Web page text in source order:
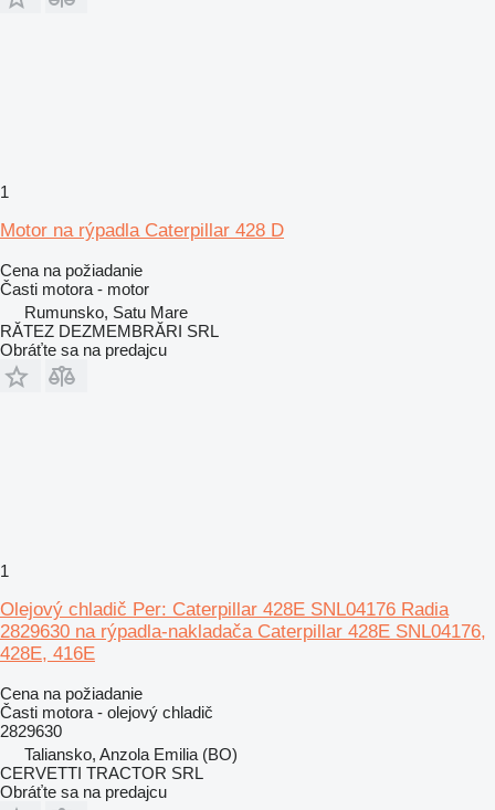
1
Motor na rýpadla Caterpillar 428 D
Cena na požiadanie
Časti motora - motor
Rumunsko, Satu Mare
RĂTEZ DEZMEMBRĂRI SRL
Obráťte sa na predajcu
1
Olejový chladič Per: Caterpillar 428E SNL04176 Radia
2829630 na rýpadla-nakladača Caterpillar 428E SNL04176,
428E, 416E
Cena na požiadanie
Časti motora - olejový chladič
2829630
Taliansko, Anzola Emilia (BO)
CERVETTI TRACTOR SRL
Obráťte sa na predajcu